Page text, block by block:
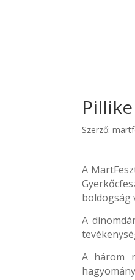
Szerző:
A
boldogság
A
A három